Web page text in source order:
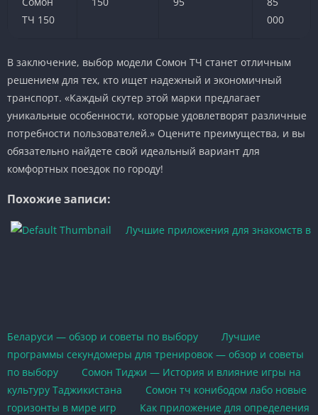
ТЧ 150
000
В заключение, выбор модели Сомон ТЧ станет отличным
решением для тех, кто ищет надежный и экономичный
транспорт. «Каждый скутер этой марки предлагает
уникальные особенности, которые удовлетворят различные
потребности пользователей.» Оцените преимущества, и вы
обязательно найдете свой идеальный вариант для
комфортных поездок по городу!
Похожие записи:
Лучшие приложения для знакомств в
Беларуси — обзор и советы по выбору
Лучшие
программы секундомеры для тренировок — обзор и советы
по выбору
Сомон Тиджи — История и влияние игры на
культуру Таджикистана
Сомон тч конибодом лабо новые
горизонты в мире игр
Как приложение для определения